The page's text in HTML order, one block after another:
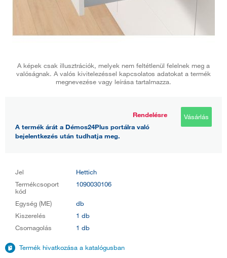
A képek csak illusztrációk, melyek nem feltétlenül felelnek meg a
valóságnak. A valós kivitelezéssel kapcsolatos adatokat a termék
megnevezése vagy leírása tartalmazza.
Rendelésre
A termék árát a Démos24Plus portálra való
bejelentkezés után tudhatja meg.
Vásárlás
Jel
Hettich
Termékcsoport
kód
1090030106
Egység (ME)
db
Kiszerelés
1 db
Csomagolás
1 db
Termék hivatkozása a katalógusban